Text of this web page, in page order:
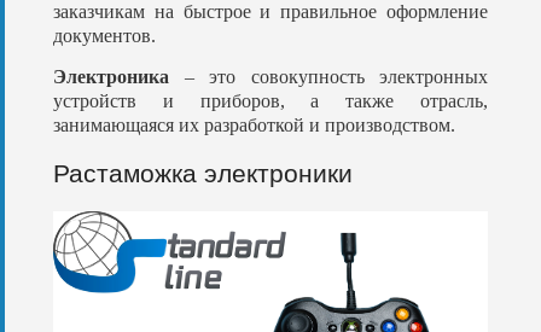
заказчикам на быстрое и правильное оформление
документов.
Электроника – это совокупность электронных
устройств и приборов, а также отрасль,
занимающаяся их разработкой и производством.
Растаможка электроники